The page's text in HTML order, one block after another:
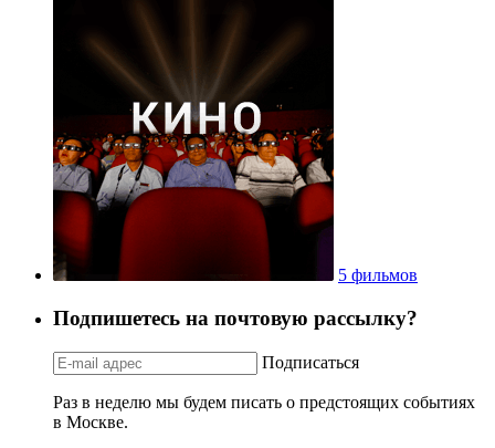
5 фильмов
Подпишетесь на почтовую рассылку?
Подписаться
Раз в неделю мы будем писать о предстоящих событиях
в Москве.